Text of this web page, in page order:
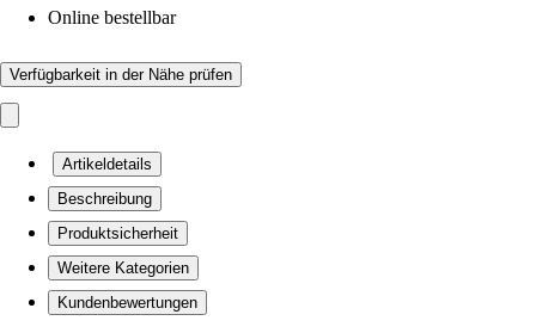
Online bestellbar
Verfügbarkeit in der Nähe prüfen
Artikeldetails
Beschreibung
Produktsicherheit
Weitere Kategorien
Kundenbewertungen